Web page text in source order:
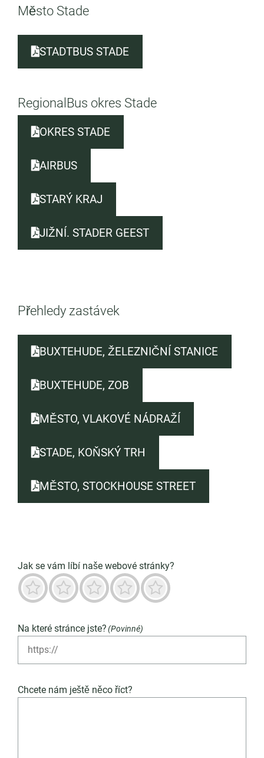
Město Stade
STADTBUS STADE
RegionalBus okres Stade
OKRES STADE
AIRBUS
STARÝ KRAJ
JIŽNÍ. STADER GEEST
Přehledy zastávek
BUXTEHUDE, ŽELEZNIČNÍ STANICE
BUXTEHUDE, ZOB
MĚSTO, VLAKOVÉ NÁDRAŽÍ
STADE, KOŇSKÝ TRH
MĚSTO, STOCKHOUSE STREET
Jak se vám líbí naše webové stránky?
Vynikající
Převážně dobré
Neutrální
Není dobré
Příšerné
Na které stránce jste?(Povinné)
Chcete nám ještě něco říct?